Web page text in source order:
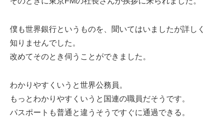
僕も世界銀行というものを、聞いてはいましたが詳しく
知りませんでした。
改めてそのとき伺うことができました。
わかりやすくいうと世界公務員。
もっとわかりやすくいうと国連の職員だそうです。
パスポートも普通と違うそうですぐに通過できる。